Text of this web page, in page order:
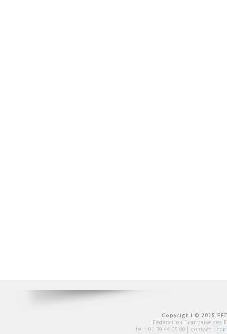
Copyright © 2015
Fédération Française des
tél : 01 39 44 65 80 | contact :